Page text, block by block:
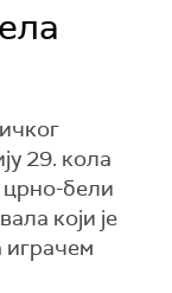
29. кола
црно-бели
који је
играчем